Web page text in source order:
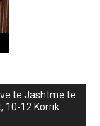
të Jashtme të
10-12 Korrik